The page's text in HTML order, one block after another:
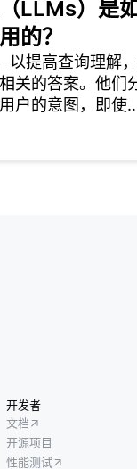
LLMs）是
的？
以提高查询理解
关的答案。他们
户的意图，即使
例如，如果用户搜
开发者
文档
开源项目
性能测试